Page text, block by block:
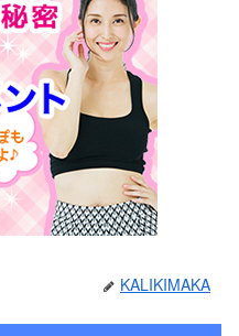
KALIKIMAKA